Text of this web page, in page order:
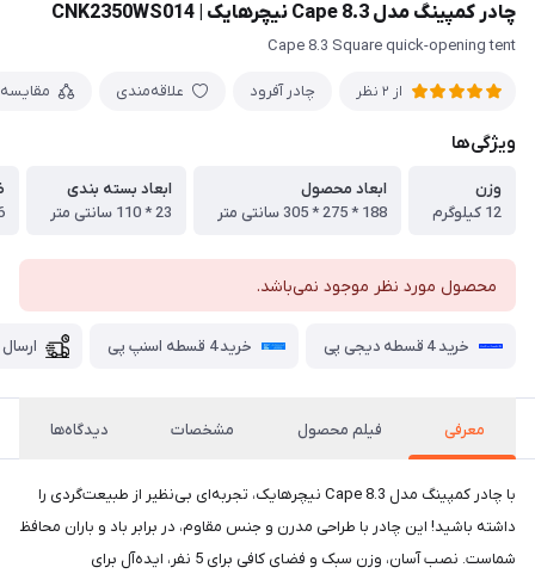
چادر کمپینگ مدل Cape 8.3 نیچرهایک | CNK2350WS014
Cape 8.3 Square quick-opening tent
از 2 نظر چادر آفرود علاقه‌مندی مقایسه
ویژگی‌ها
وزن
12 کیلوگرم
ابعاد محصول
188 * 275 * 305 سانتی متر
ابعاد بسته بندی
23 * 110 سانتی متر
6
محصول مورد نظر موجود نمی‌باشد.
خرید 4 قسطه دیجی پی خرید 4 قسطه اسنپ پی
معرفی فیلم محصول مشخصات دیدگاه‌ها
با چادر کمپینگ مدل Cape 8.3 نیچرهایک، تجربه‌ای بی‌نظیر از طبیعت‌گردی را
داشته باشید! این چادر با طراحی مدرن و جنس مقاوم، در برابر باد و باران محافظ
شماست. نصب آسان، وزن سبک و فضای کافی برای 5 نفر، ایده‌آل برای